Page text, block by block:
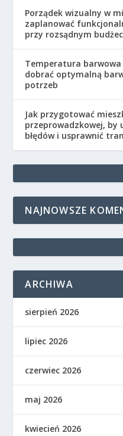
Porządek wizualny w
zaplanować
przy rozsądnym
Temperatura
dobrać optymalną
potrzeb
Jak przygotować
przeprowadzkowej, by
błędów i usprawnić
NAJNOWSZE
ARCHIWA
sierpień 2026
lipiec 2026
czerwiec 2026
maj 2026
kwiecień 2026